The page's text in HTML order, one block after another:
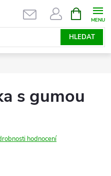
HLEDAT
NÁKUPNÍ
KOŠÍK
s gumou
hodnocení